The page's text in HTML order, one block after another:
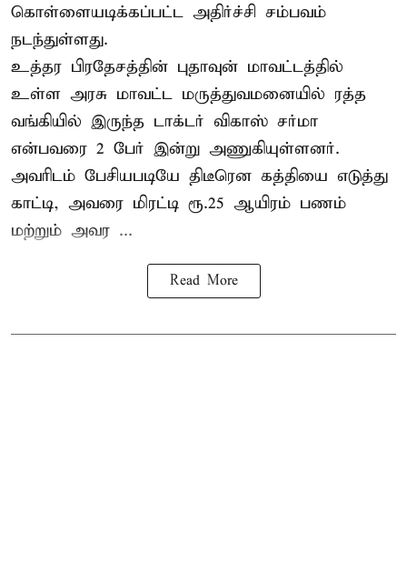
கொள்ளையடிக்கப்பட்ட அதிர்ச்சி சம்பவம்
நடந்துள்ளது.
உத்தர பிரதேசத்தின் புதாவுன் மாவட்டத்தில்
உள்ள அரசு மாவட்ட மருத்துவமனையில் ரத்த
வங்கியில் இருந்த டாக்டர் விகாஸ் சர்மா
என்பவரை 2 பேர் இன்று அணுகியுள்ளனர்.
அவரிடம் பேசியபடியே திடீரென கத்தியை எடுத்து
காட்டி, அவரை மிரட்டி ரூ.25 ஆயிரம் பணம்
மற்றும் அவர ...
Read More